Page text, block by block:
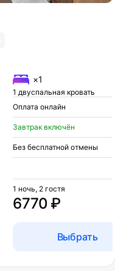
×1
1 двуспальная кровать
Оплата онлайн
Завтрак включён
Без бесплатной отмены
6770 ₽
1 ночь, 2 гостя
Выбрать